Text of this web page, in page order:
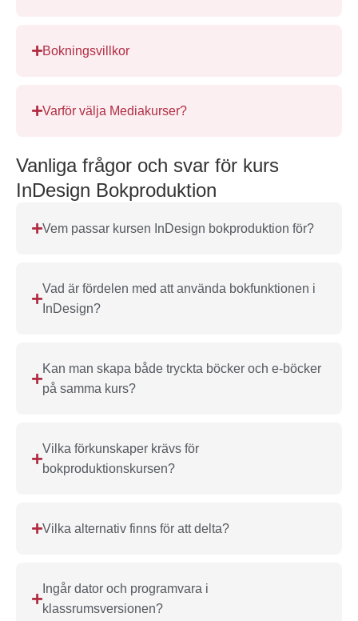
Bokningsvillkor
Varför välja Mediakurser?
Vanliga frågor och svar för kurs
InDesign Bokproduktion
Vem passar kursen InDesign bokproduktion för?
Vad är fördelen med att använda bokfunktionen i
InDesign?
Kan man skapa både tryckta böcker och e-böcker
på samma kurs?
Vilka förkunskaper krävs för
bokproduktionskursen?
Vilka alternativ finns för att delta?
Ingår dator och programvara i
klassrumsversionen?